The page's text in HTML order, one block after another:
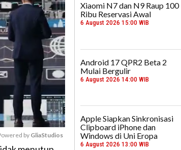
by GliaStudios
Xiaomi N7 dan N9 Raup 100
Ribu Reservasi Awal
6 August 2026 15:00 WIB
Android 17 QPR2 Beta 2
Mulai Bergulir
6 August 2026 14:00 WIB
Apple Siapkan Sinkronisasi
Clipboard iPhone dan
Windows di Uni Eropa
6 August 2026 13:00 WIB